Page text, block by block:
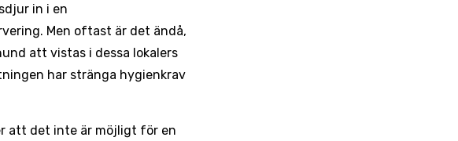
in i en
Men oftast är det ändå,
att vistas i dessa lokalers
har stränga hygienkrav
att det inte är möjligt för en